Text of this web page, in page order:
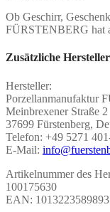
Ob Geschirr,
FÜRSTENBERG hat
Zusätzliche
Hersteller:
Porzellanmanufaktur
Meinbrexener Straße 2
37699 Fürstenberg,
Telefon: +49 5271
E-Mail:
Artikelnummer des
100175630
EAN: 1013223589893